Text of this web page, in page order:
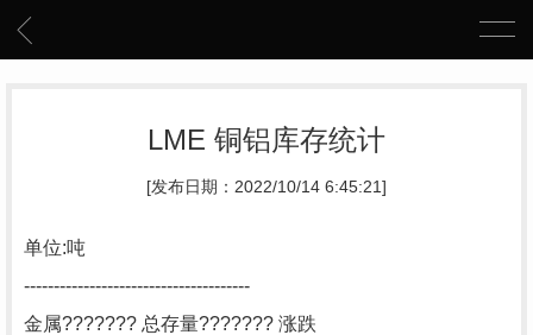
LME 铜铝库存统计
[发布日期：2022/10/14 6:45:21]
单位:吨
--------------------------------------
金属??????? 总存量??????? 涨跌